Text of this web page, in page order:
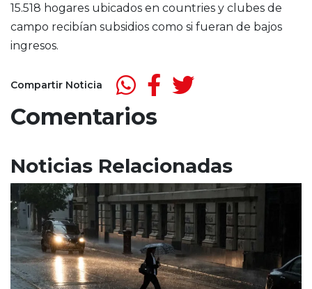
15.518 hogares ubicados en countries y clubes de
campo recibían subsidios como si fueran de bajos
ingresos.
Compartir Noticia
Comentarios
Noticias Relacionadas